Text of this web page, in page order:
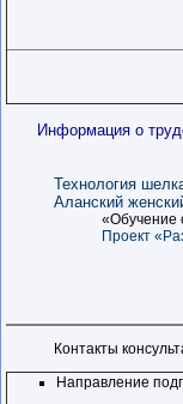
Информация о
Технология
Аланский
«Обучение
Проект
Контакты
Направление